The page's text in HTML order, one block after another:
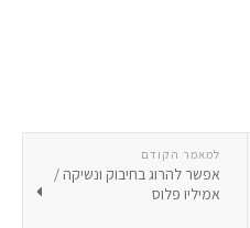
למאמר הקודם
אפשר להרוג בחיבוק ונשיקה /
אמיליו פלוס